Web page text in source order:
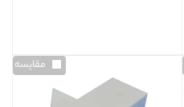
مقایسه